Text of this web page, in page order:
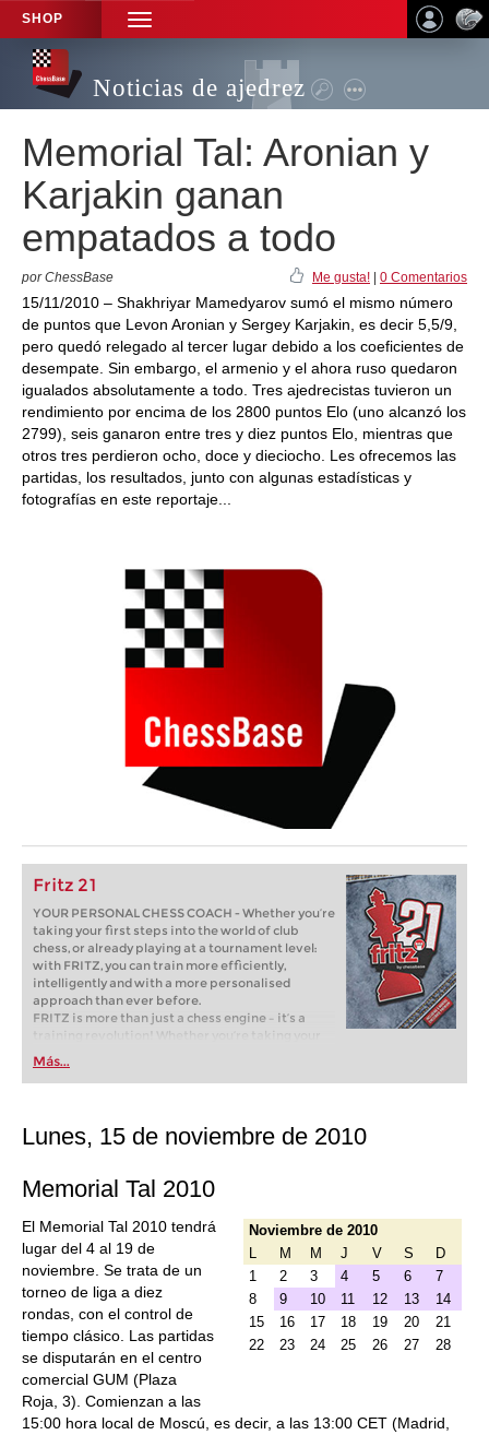
SHOP
TOGGLE
NAVIGATION
Noticias de ajedrez
Memorial Tal: Aronian y
Karjakin ganan
empatados a todo
por ChessBase Me gusta! 0 Comentarios
15/11/2010 – Shakhriyar Mamedyarov sumó el mismo número
de puntos que Levon Aronian y Sergey Karjakin, es decir 5,5/9,
pero quedó relegado al tercer lugar debido a los coeficientes de
desempate. Sin embargo, el armenio y el ahora ruso quedaron
igualados absolutamente a todo. Tres ajedrecistas tuvieron un
rendimiento por encima de los 2800 puntos Elo (uno alcanzó los
2799), seis ganaron entre tres y diez puntos Elo, mientras que
otros tres perdieron ocho, doce y dieciocho. Les ofrecemos las
partidas, los resultados, junto con algunas estadísticas y
fotografías en este reportaje...
Fritz 21
YOUR PERSONAL CHESS COACH - Whether you’re
taking your first steps into the world of club
chess, or already playing at a tournament level:
with FRITZ, you can train more efficiently,
intelligently and with a more personalised
approach than ever before.
FRITZ is more than just a chess engine – it’s a
training revolution! Whether you’re taking your
first steps into the world of club chess, or already
playing at a tournament level: with FRITZ, you can
train more efficiently, intelligently and with a
Más...
Lunes, 15 de noviembre de 2010
Memorial Tal 2010
Noviembre de 2010
L
M M J V S
D
1
2 3 4 5 6
7
8
9 10 11 12 13
14
15
16 17 18 19 20
21
22
23 24 25 26 27 28
El Memorial Tal 2010 tendrá
lugar del 4 al 19 de
noviembre. Se trata de un
torneo de liga a diez
rondas, con el control de
tiempo clásico. Las partidas
se disputarán en el centro
comercial GUM (Plaza
Roja, 3). Comienzan a las
15:00 hora local de Moscú, es decir, a las 13:00 CET (Madrid,